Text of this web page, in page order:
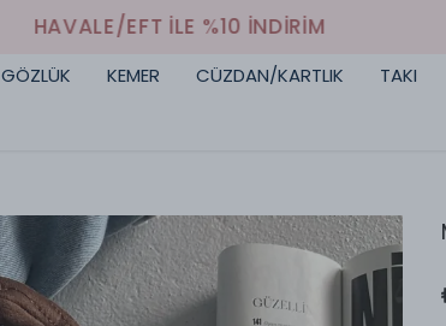
HAVALE/EFT İLE %10 İNDİRİM
GÖZLÜK KEMER CÜZDAN/KARTLIK TAKI